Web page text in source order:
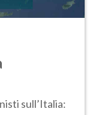
sull’Italia: